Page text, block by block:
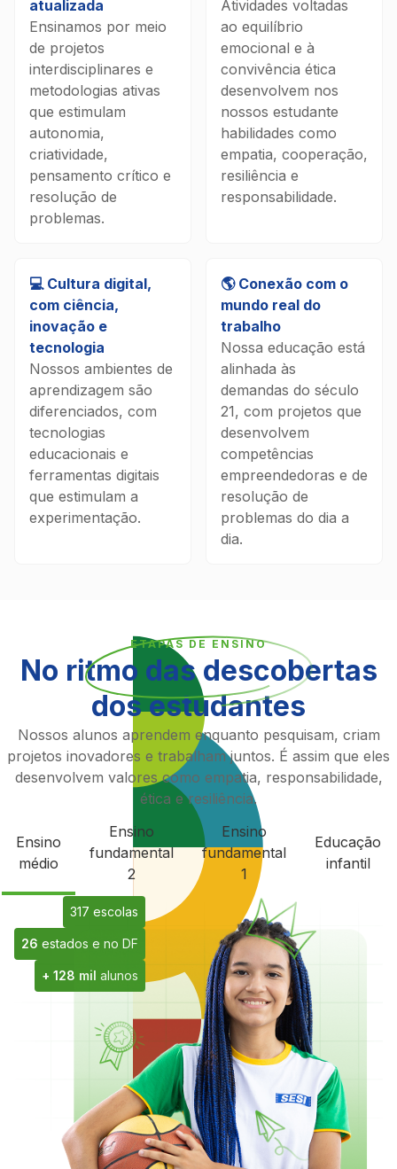
atualizada
Ensinamos por meio
de projetos
interdisciplinares e
metodologias ativas
que estimulam
autonomia,
criatividade,
pensamento crítico e
resolução de
problemas.
Atividades voltadas
ao equilíbrio
emocional e à
convivência ética
desenvolvem nos
nossos estudante
habilidades como
empatia, cooperação,
resiliência e
responsabilidade.
💻 Cultura digital,
com ciência,
inovação e
tecnologia
Nossos ambientes de
aprendizagem são
diferenciados, com
tecnologias
educacionais e
ferramentas digitais
que estimulam a
experimentação.
🌎 Conexão com o
mundo real do
trabalho
Nossa educação está
alinhada às
demandas do século
21, com projetos que
desenvolvem
competências
empreendedoras e de
resolução de
problemas do dia a
dia.
ETAPAS DE ENSINO
No ritmo das descobertas
dos estudantes
Nossos alunos aprendem enquanto pesquisam, criam
projetos inovadores e trabalham juntos. É assim que eles
desenvolvem valores como empatia, responsabilidade,
ética e resiliência.
Ensino
médio
Ensino
fundamental
2
Ensino
fundamental
1
Educação
infantil
317 escolas
26 estados e no DF
+ 128 mil alunos